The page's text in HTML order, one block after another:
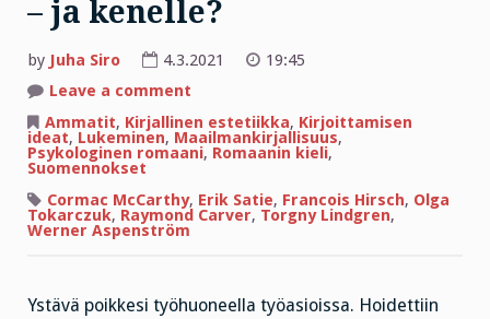
– ja kenelle?
by Juha Siro 4.3.2021
19:45
Leave a comment
kannattaa
kirjoittaa
–
ja
Ammatit, Kirjallinen estetiikka, Kirjoittamisen
ideat, Lukeminen, Maailmankirjallisuus,
Psykologinen romaani, Romaanin kieli,
Suomennokset
Cormac McCarthy, Erik Satie, Francois Hirsch, Olga
Tokarczuk, Raymond Carver, Torgny Lindgren,
Werner Aspenström
Ystävä poikkesi työhuoneella työasioissa. Hoidettiin